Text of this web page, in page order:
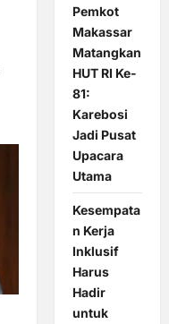
Pemkot
Makassar
Matangkan
HUT RI Ke-
81:
Karebosi
Jadi Pusat
Upacara
Utama
Kesempata
n Kerja
Inklusif
Harus
Hadir
untuk